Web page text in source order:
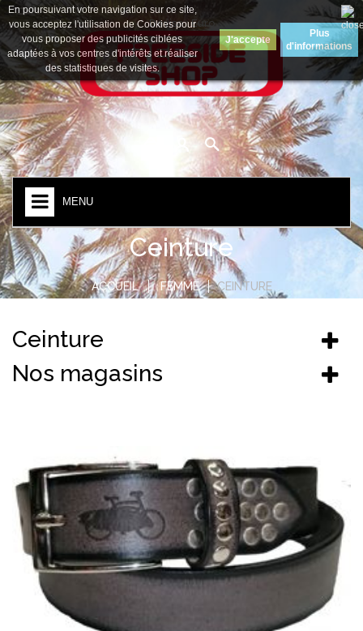
Devise : Euro
MENU
En poursuivant votre navigation sur ce site,
vous acceptez l'utilisation de Cookies pour
vous proposer des publicités ciblées
adaptées à vos centres d'intérêts et réaliser
des statistiques de visites.
J'accepte
Plus
d'informations
Ceinture
ACCUEIL FEMME CEINTURE
Ceinture
Nos magasins